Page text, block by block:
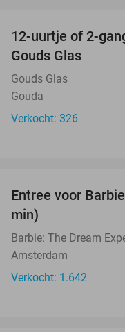
12-uurtje of 2-
Gouds Glas
Gouds Glas
Gouda
Verkocht: 326
Entree voor
min)
Barbie: The Dream
Amsterdam
Verkocht: 1.642